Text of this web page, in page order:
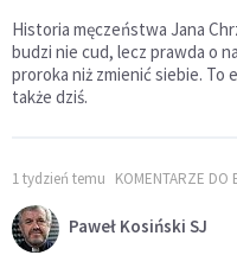
Historia męczeństwa Jana
budzi nie cud, lecz prawda o
proroka niż zmienić siebie.
także dziś.
1 tydzień temu KOMENTARZE DO
Paweł Kosiński SJ